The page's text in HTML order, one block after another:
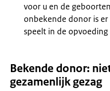
voor u en de
onbekende donor is
speelt in de
Bekende donor:
gezamenlijk gezag